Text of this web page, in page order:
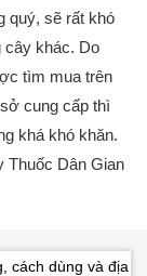
quý, sẽ rất khó
cây khác. Do
tìm mua trên
cung cấp thì
khá khó khăn.
Thuốc Dân Gian
cách dùng và địa